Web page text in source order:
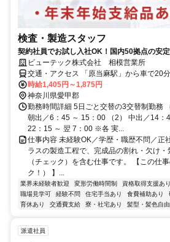
検査・製造スタッフ
契約社員でお試し入社OK！国内50拠点の安
ビューテック株式会社 相模営業所
交通・アクセス 「原当麻駅」から車で20分
時給1,405円～1,875円
神奈川県愛甲郡
勤務時間詳細 5日ごと交替の3交替制勤務
朝出／6：45 ～ 15：00 （2） 中出／14：
22：15 ～ 翌 7：00 ※各 実...
仕事内容 未経験OK／学歴・職歴不問／正
ラスの製造工程で、完成品の割れ・欠け
（チェック）を含む仕事です。 【この仕
ク！） 】...
業界未経験者歓迎 変形労働時間制 資格取得支援あり
職場見学可
経験不問 住宅手当あり 食費補助あり
育休あり
交通費支給 寮・社宅あり 髪型・髪色自由
派遣社員